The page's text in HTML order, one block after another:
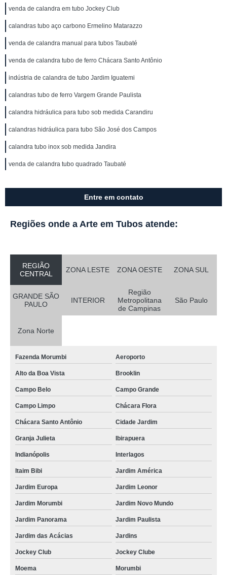
venda de calandra em tubo Jockey Club
calandras tubo aço carbono Ermelino Matarazzo
venda de calandra manual para tubos Taubaté
venda de calandra tubo de ferro Chácara Santo Antônio
indústria de calandra de tubo Jardim Iguatemi
calandras tubo de ferro Vargem Grande Paulista
calandra hidráulica para tubo sob medida Carandiru
calandras hidráulica para tubo São José dos Campos
calandra tubo inox sob medida Jandira
venda de calandra tubo quadrado Taubaté
Entre em contato
Regiões onde a Arte em Tubos atende:
REGIÃO
CENTRAL
ZONA LESTE ZONA OESTE ZONA SUL
GRANDE SÃO
PAULO
INTERIOR
Região
Metropolitana
de Campinas
São Paulo
Zona Norte
Fazenda Morumbi Aeroporto
Alto da Boa Vista Brooklin
Campo Belo Campo Grande
Campo Limpo Chácara Flora
Chácara Santo Antônio Cidade Jardim
Granja Julieta Ibirapuera
Indianópolis Interlagos
Itaim Bibi Jardim América
Jardim Europa Jardim Leonor
Jardim Morumbi Jardim Novo Mundo
Jardim Panorama Jardim Paulista
Jardim das Acácias Jardins
Jockey Club Jockey Clube
Moema Morumbi